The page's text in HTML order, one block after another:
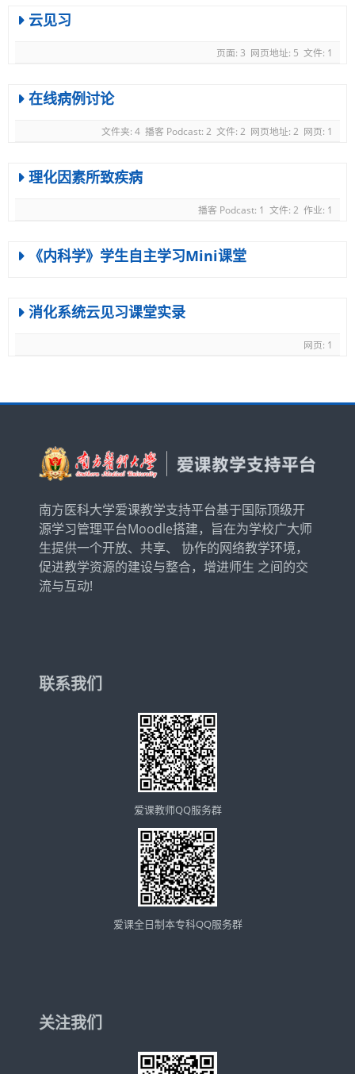
云见习
页面: 3 网页地址: 5 文件: 1
在线病例讨论
文件夹: 4 播客 Podcast: 2 文件: 2 网页地址: 2 网页: 1
理化因素所致疾病
播客 Podcast: 1 文件: 2 作业: 1
《内科学》学生自主学习Mini课堂
消化系统云见习课堂实录
网页: 1
南方医科大学爱课教学支持平台基于国际顶级开
源学习管理平台Moodle搭建，旨在为学校广大师
生提供一个开放、共享、 协作的网络教学环境，
促进教学资源的建设与整合，增进师生 之间的交
流与互动!
联系我们
爱课教师QQ服务群
爱课全日制本专科QQ服务群
关注我们